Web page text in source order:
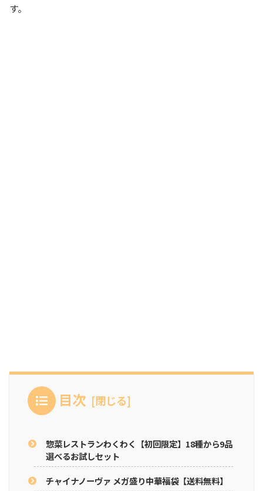
す。
目次
惣菜レストランわくわく【初回限定】18種から9品
選べるお試しセット
チャイナノーヴァ メガ盛り中華福袋【送料無料】